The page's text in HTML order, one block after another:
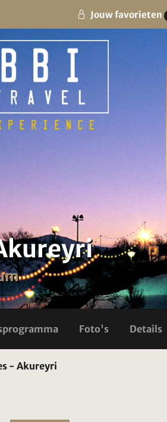
Jouw favorieten
Foto's Details
- Akureyri